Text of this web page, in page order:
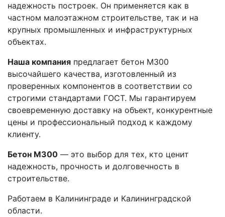
надежность построек. Он применяется как в
частном малоэтажном строительстве, так и на
крупных промышленных и инфраструктурных
объектах.
Наша компания предлагает бетон М300
высочайшего качества, изготовленный из
проверенных компонентов в соответствии со
строгими стандартами ГОСТ. Мы гарантируем
своевременную доставку на объект, конкурентные
цены и профессиональный подход к каждому
клиенту.
Бетон М300 — это выбор для тех, кто ценит
надежность, прочность и долговечность в
строительстве.
Работаем в Калининграде и Калининградской
области.